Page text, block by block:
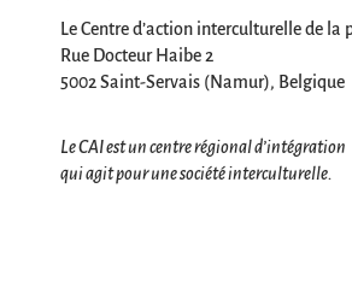
Le Centre d’action interculturelle de la
Rue Docteur Haibe 2
5002 Saint-Servais (Namur), Belgique
Le CAI est un centre régional d’intégration
qui agit pour une société interculturelle.